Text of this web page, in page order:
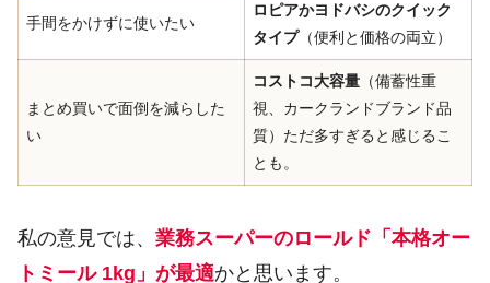
手間をかけずに使いたい
ロピアかヨドバシのクイック
タイプ（便利と価格の両立）
まとめ買いで面倒を減らした
い
コストコ大容量 （備蓄性重
視、カークランドブランド品
質）ただ多すぎると感じるこ
とも。
私の意見では、 業務スーパーのロールド「本格オー
トミール 1kg」が最適かと思います。